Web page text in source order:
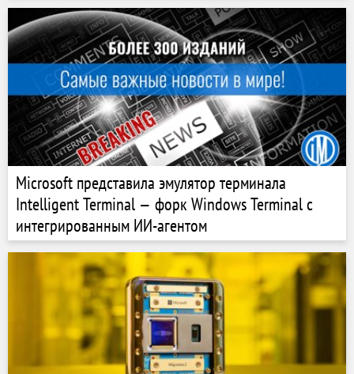
Microsoft представила эмулятор терминала
Intelligent Terminal — форк Windows Terminal с
интегрированным ИИ-агентом